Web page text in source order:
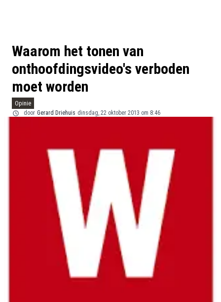
Waarom het tonen van
onthoofdingsvideo's verboden
moet worden
Opinie
door Gerard Driehuis dinsdag, 22 oktober 2013 om 8:46